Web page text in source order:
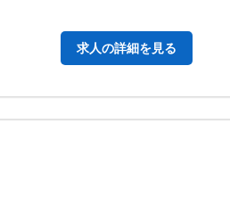
求人の詳細を見る